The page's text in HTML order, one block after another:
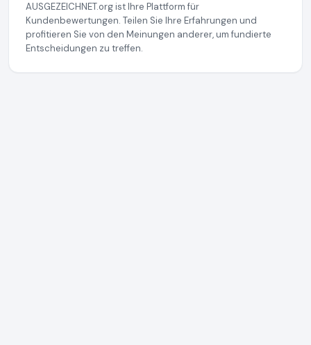
AUSGEZEICHNET.org ist Ihre Plattform für
Kundenbewertungen. Teilen Sie Ihre Erfahrungen und
profitieren Sie von den Meinungen anderer, um fundierte
Entscheidungen zu treffen.